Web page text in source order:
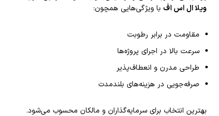
ویلا ال اس اف با ویژگی‌هایی همچون:
مقاومت در برابر رطوبت
سرعت بالا در اجرای پروژه‌ها
طراحی مدرن و انعطاف‌پذیر
صرفه‌جویی در هزینه‌های بلندمدت
بهترین انتخاب برای سرمایه‌گذاران و مالکان محسوب می‌شود.